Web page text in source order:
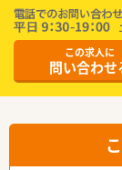
この求人に
問い合わせ